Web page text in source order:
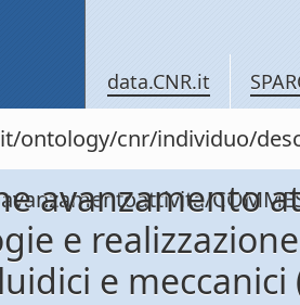
data.CNR.it
ontology/cnr/individuo/
avanzamento
e
e meccanici